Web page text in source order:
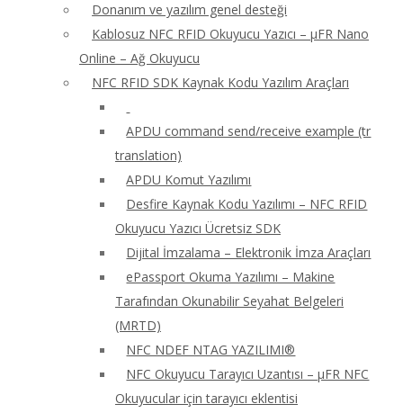
Donanım ve yazılım genel desteği
Kablosuz NFC RFID Okuyucu Yazıcı – μFR Nano
Online – Ağ Okuyucu
NFC RFID SDK Kaynak Kodu Yazılım Araçları
APDU command send/receive example (tr
translation)
APDU Komut Yazılımı
Desfire Kaynak Kodu Yazılımı – NFC RFID
Okuyucu Yazıcı Ücretsiz SDK
Dijital İmzalama – Elektronik İmza Araçları
ePassport Okuma Yazılımı – Makine
Tarafından Okunabilir Seyahat Belgeleri
(MRTD)
NFC NDEF NTAG YAZILIMI®
NFC Okuyucu Tarayıcı Uzantısı – μFR NFC
Okuyucular için tarayıcı eklentisi